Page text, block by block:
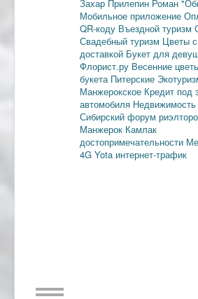
Захар Прилепин Роман
Мобильное приложение
QR-коду Въездной туризм
Свадебный туризм Цветы с
доставкой Букет для
Флорист.ру Весенние
букета Питерские
Манжерокское Кредит под
автомобиля Недвижимость
Сибирский форум
Манжерок Камлак
достопримечательности
4G Yota интернет-трафик